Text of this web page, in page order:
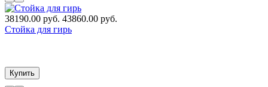
38190.00 руб. 43860.00 руб.
Стойка для гирь
Купить